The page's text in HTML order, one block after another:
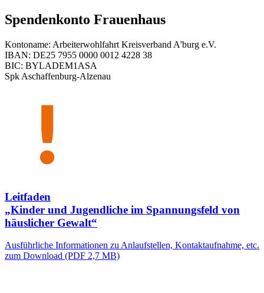
Spendenkonto Frauenhaus
Kontoname: Arbeiterwohlfahrt Kreisverband A'burg e.V.
IBAN: DE25 7955 0000 0012 4228 38
BIC: BYLADEM1ASA
Spk Aschaffenburg-Alzenau
Leitfaden
„Kinder und Jugendliche im Spannungsfeld von
häuslicher Gewalt“
Ausführliche Informationen zu Anlaufstellen, Kontaktaufnahme, etc.
zum Download (PDF 2,7 MB)